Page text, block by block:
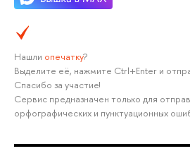
Нашли опечатку?
Выделите её, нажмите Ctrl+Enter и
Спасибо за участие!
Сервис предназначен только для
орфографических и пунктуационных